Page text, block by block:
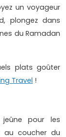
un voyageur
plongez dans
du Ramadan
plats goûter
Travel !
pour les
au coucher du